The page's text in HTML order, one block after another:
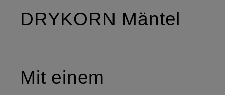
DRYKORN Mäntel
Mit einem